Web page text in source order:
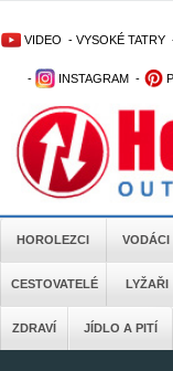
VIDEO - VYSOKÉ TATRY
- INSTAGRAM -
HOROLEZCI VODÁCI
CESTOVATELÉ LYŽAŘI
ZDRAVÍ JÍDLO A PITÍ